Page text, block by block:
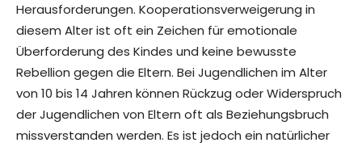
Herausforderungen. Kooperationsverweigerung in
diesem Alter ist oft ein Zeichen für emotionale
Überforderung des Kindes und keine bewusste
Rebellion gegen die Eltern. Bei Jugendlichen im Alter
von 10 bis 14 Jahren können Rückzug oder Widerspruch
der Jugendlichen von Eltern oft als Beziehungsbruch
missverstanden werden. Es ist jedoch ein natürlicher